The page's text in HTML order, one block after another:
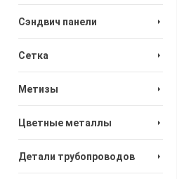
Сэндвич панели
Сетка
Метизы
Цветные металлы
Детали трубопроводов